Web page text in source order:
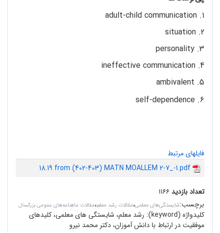
1. adult-child communication
2. situation
3. personality
4. ineffective communication
5. ambivalent
6. self-dependence
فایلهای مرتبط
18.19 from (402-403) MATN MOALLEM 2-7_-1.pdf
تعداد بازدید۱۱۶۶
برچسب:شایستگی‌های معلمی،مقالات رشد معلم،مقالات ماهنامه‌های عمومی بزرگسال
کلیدواژه (keyword):
رشد معلم، شایستگی های معلمی، کلیدهای
موفقیت در ارتباط با دانش آموزان، دکتر محمد نیرو